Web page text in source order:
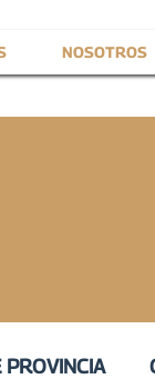
NOSOTROS
PROVINCIA